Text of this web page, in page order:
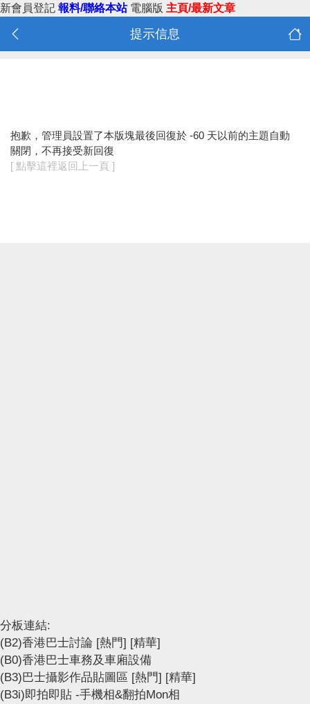
新會員登記 報料/聯絡本站 電腦版 主頁/最新文章
提示信息
抱歉，管理員設置了本版塊最後回復於 -60 天以前的主題自動
關閉，不再接受新回復
[ 點擊這裡返回上一頁 ]
分板連結:
(B2)香港巴士討論 [熱門] [精華]
(B0)香港巴士車務及車廂設備
(B3)巴士攝影作品貼圖區 [熱門] [精華]
(B3i)即拍即貼 -手機相&翻拍Mon相